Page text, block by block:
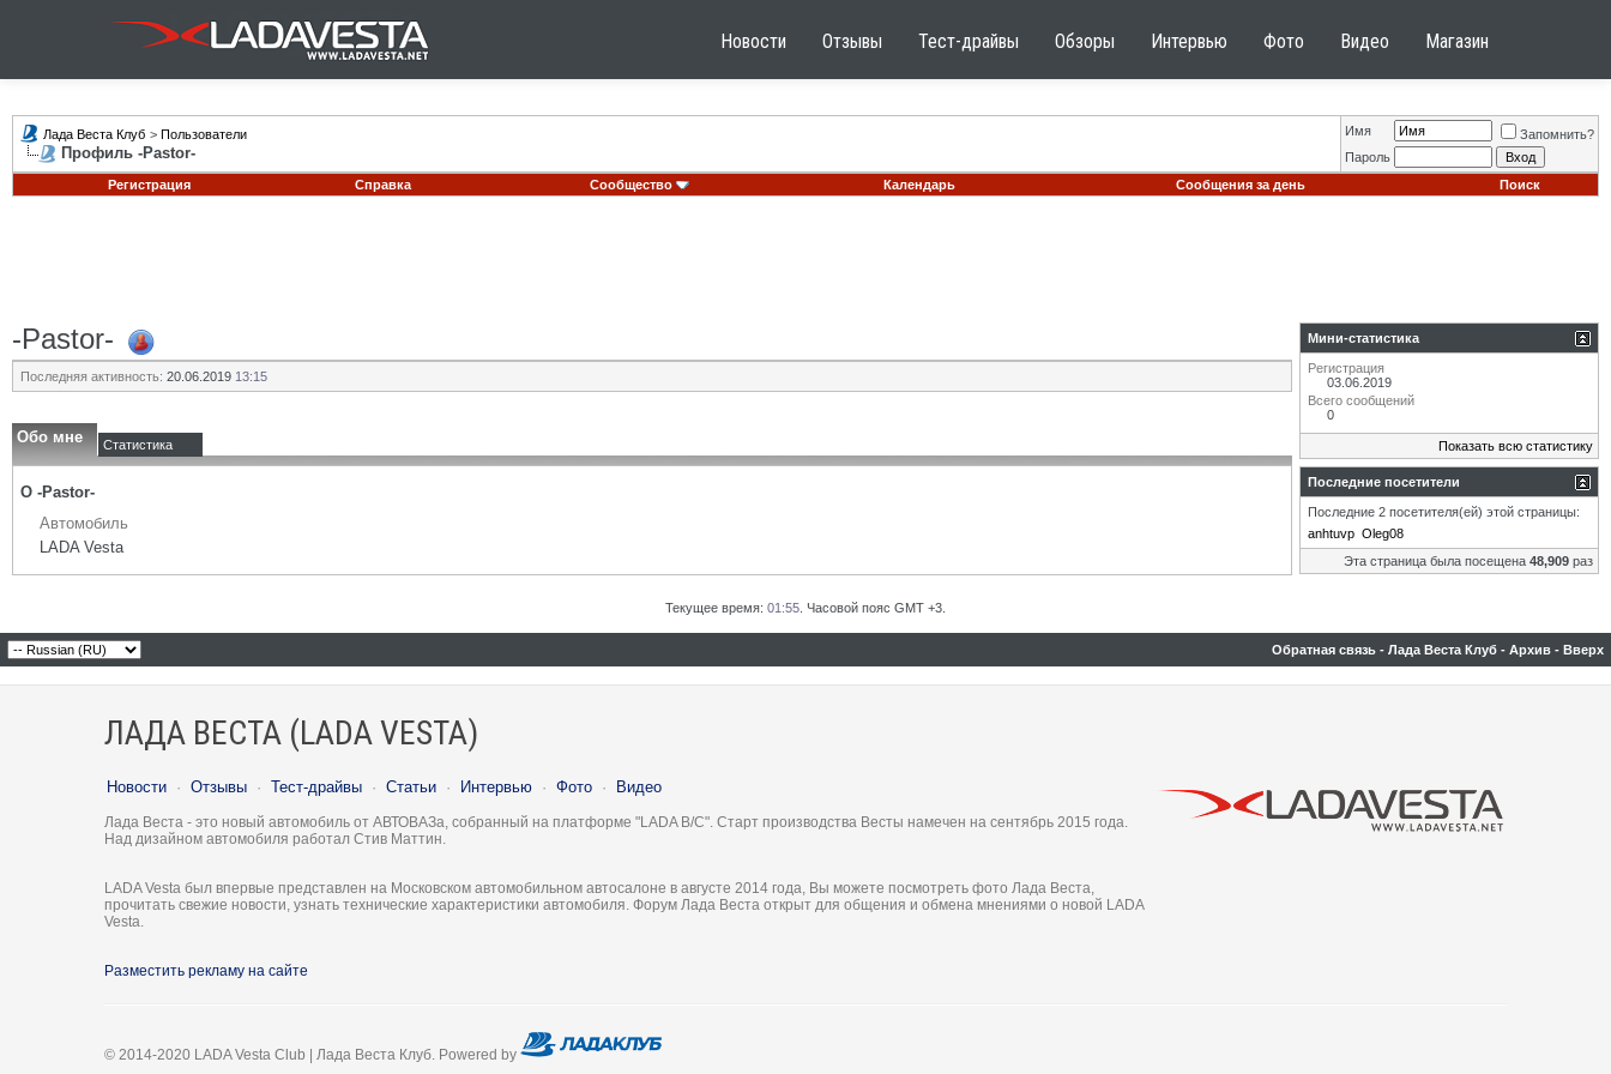
Новости Отзывы Тест-драйвы Обзоры Интервью Фото Видео Магазин
Лада Веста Клуб > Пользователи
Профиль -Pastor-
Имя
Запомнить?
Пароль
Регистрация
Справка Сообщество Календарь Сообщения за день Поиск
-Pastor-
Последняя активность: 20.06.2019 13:15
Обо мне Статистика
О -Pastor-
Автомобиль
LADA Vesta
Мини-статистика
Регистрация
03.06.2019
Всего сообщений
0
Показать всю статистику
Последние посетители
Последние 2 посетителя(ей) этой страницы:
anhtuvp Oleg08
Эта страница была посещена 48,909 раз
Текущее время: 01:55 . Часовой пояс GMT +3.
Обратная связь - Лада Веста Клуб - Архив - Вверх
ЛАДА ВЕСТА (LADA VESTA)
Новости · Отзывы · Тест-драйвы · Статьи · Интервью · Фото · Видео
Лада Веста - это новый автомобиль от АВТОВАЗа, собранный на платформе "LADA B/C". Старт производства Весты намечен на сентябрь 2015 года.
Над дизайном автомобиля работал Стив Маттин.
LADA Vesta был впервые представлен на Московском автомобильном автосалоне в августе 2014 года, Вы можете посмотреть фото Лада Веста,
прочитать свежие новости, узнать технические характеристики автомобиля. Форум Лада Веста открыт для общения и обмена мнениями о новой LADA
Vesta.
Разместить рекламу на сайте
© 2014-2020 LADA Vesta Club | Лада Веста Клуб. Powered by